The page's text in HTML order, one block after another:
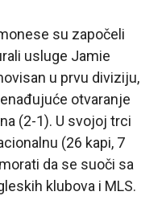
su započeli
usluge Jamie
u prvu diviziju,
otvaranje
(2-1). U svojoj trci
(26 kapi, 7
da se suoči sa
klubova i MLS.